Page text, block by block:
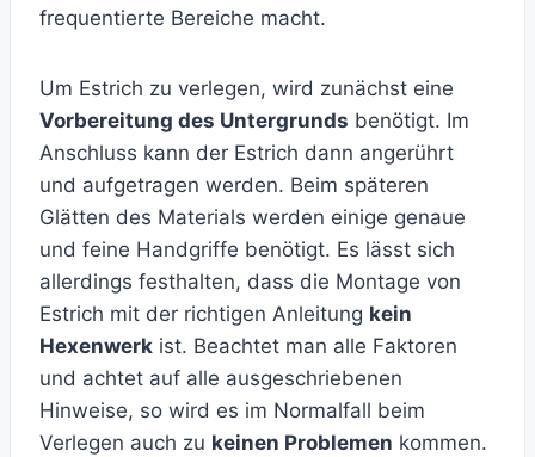
frequentierte Bereiche macht.
Um Estrich zu verlegen, wird zunächst eine
Vorbereitung des Untergrunds benötigt. Im
Anschluss kann der Estrich dann angerührt
und aufgetragen werden. Beim späteren
Glätten des Materials werden einige genaue
und feine Handgriffe benötigt. Es lässt sich
allerdings festhalten, dass die Montage von
Estrich mit der richtigen Anleitung kein
Hexenwerk ist. Beachtet man alle Faktoren
und achtet auf alle ausgeschriebenen
Hinweise, so wird es im Normalfall beim
Verlegen auch zu keinen Problemen kommen.